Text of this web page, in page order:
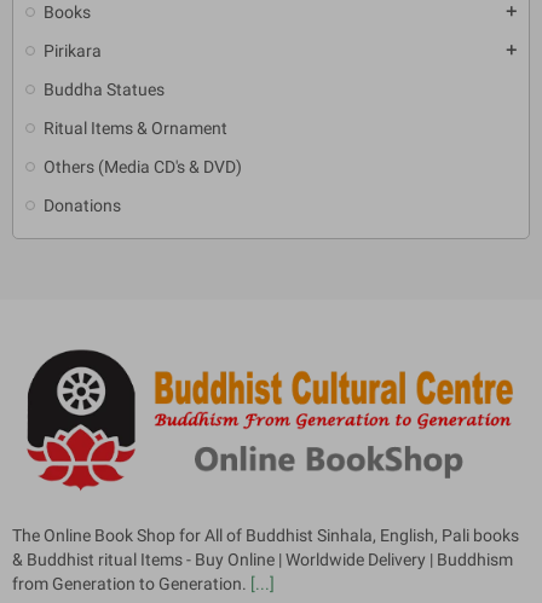
Books add
Pirikara add
Buddha Statues
Ritual Items & Ornament
Others (Media CD's & DVD)
Donations
The Online Book Shop for All of Buddhist Sinhala, English, Pali books
& Buddhist ritual Items - Buy Online | Worldwide Delivery | Buddhism
from Generation to Generation. [...]